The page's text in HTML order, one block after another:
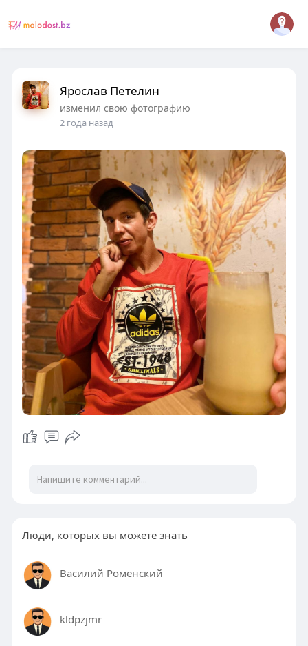
Ярослав Петелин
изменил свою фотографию
2 года назад
Люди, которых вы можете знать
Василий Роменский
kldpzjmr